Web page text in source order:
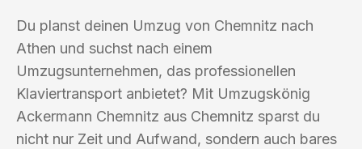
Du planst deinen Umzug von Chemnitz nach
Athen und suchst nach einem
Umzugsunternehmen, das professionellen
Klaviertransport anbietet? Mit Umzugskönig
Ackermann Chemnitz aus Chemnitz sparst du
nicht nur Zeit und Aufwand, sondern auch bares